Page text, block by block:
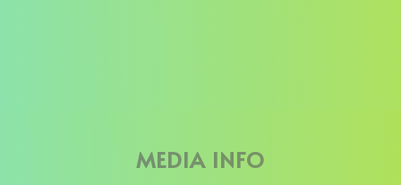
MEDIA INFO